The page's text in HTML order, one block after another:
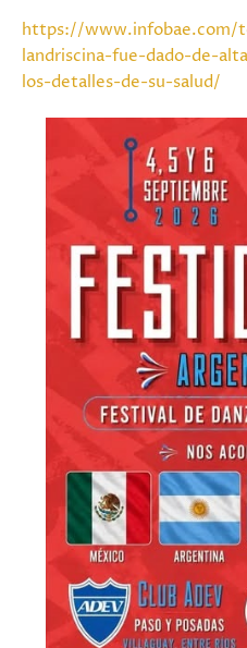
https://
landriscina-fue-dado-de-
los-detalles-de-su-salud/